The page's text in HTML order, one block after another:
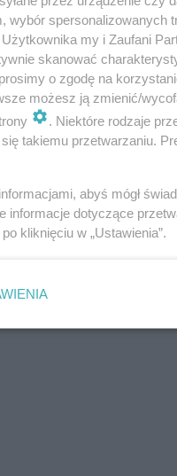
wybór spersonalizowanych
Użytkownika my i Zaufani
skanować
o zgodę na
możesz ją zmienić/
. Niektóre rodzaje
takiemu przetwarzaniu.
abyś mógł
informacje dotyczące
kliknięciu w „Ustawienia”.